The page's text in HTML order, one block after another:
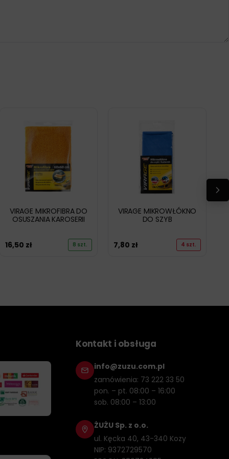
VIRAGE MIKROFIBRA DO
OSUSZANIA KAROSERII
16,50 zł 8 szt.
VIRAGE MIKROWŁÓKNO
DO SZYB
7,80 zł 4 szt.
Kontakt i obsługa
info@zuzu.com.pl
zamówienia: 73 222 33 50
pon. – pt. 08:00 – 16:00
sob. 08:00 – 13:00
ŻUŻU Sp. z o.o.
ul. Kęcka 40, 43-340 Kozy
NIP: 9372729570